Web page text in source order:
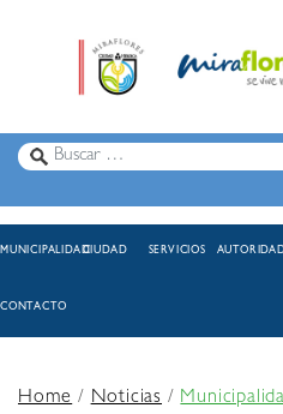
MUNICIPALIDADCIUDAD SERVICIOS
CONTACTO
Home/Noticias /